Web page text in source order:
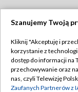
Abonament TVP
Emisja w TVP
Szanujemy Twoją
Kliknij "Akceptuję i
korzystanie z
dostęp do informacji na
przechowywanie oraz
nas, czyli Telewizję
Zaufanych Partnerów z